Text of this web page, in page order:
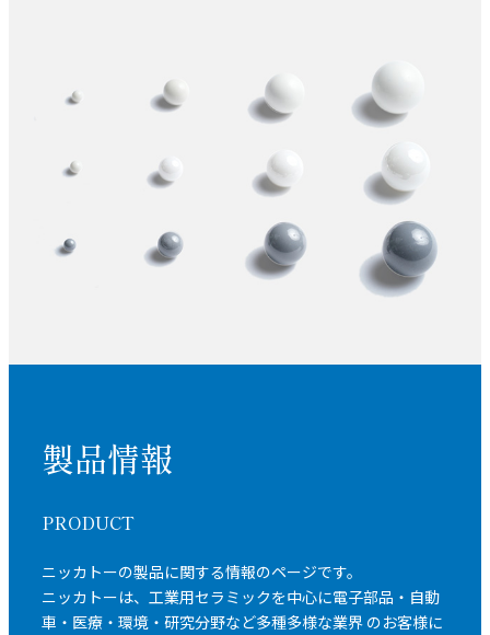
製品情報
PRODUCT
ニッカトーの製品に関する情報のページです。
ニッカトーは、工業用セラミックを中心に電子部品・自動
車・医療・環境・研究分野など多種多様な業界 のお客様に